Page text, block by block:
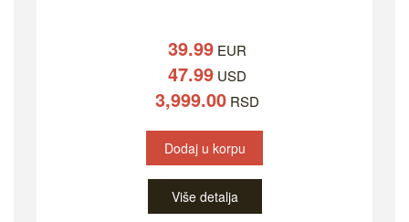
39.99EUR
47.99USD
3,999.00RSD
Dodaj u korpu
Više detalja